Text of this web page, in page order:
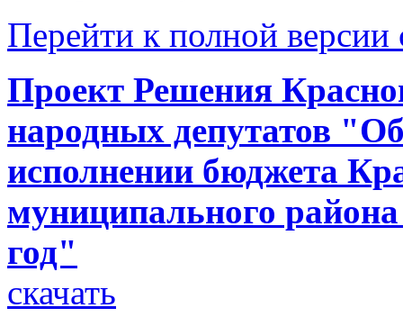
Перейти к полной версии
Проект Решения
народных депутатов
исполнении бюджета
муниципального
год"
скачать